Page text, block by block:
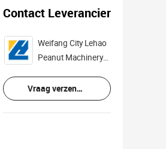
Contact Leverancier
Weifang City Lehao
Peanut Machinery
Vraag verzenden